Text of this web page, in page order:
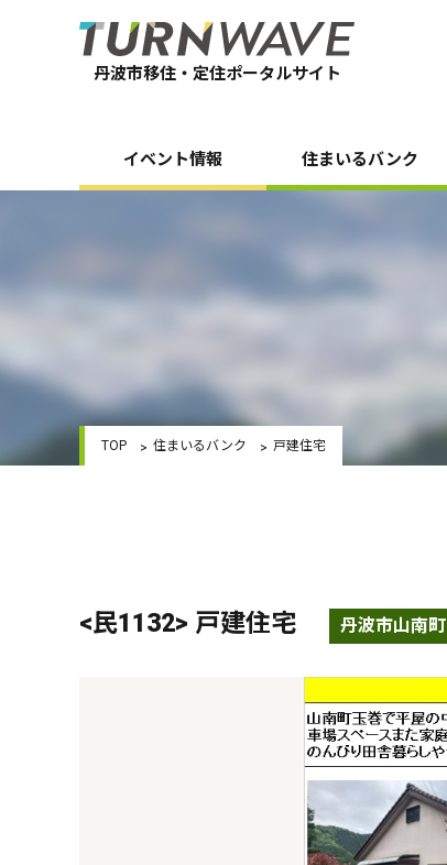
丹波市移住・定住ポータルサイト
イベント情報 住まいるバンク
TOP 住まいるバンク 戸建住宅
<民1132> 戸建住宅 丹波市山南町